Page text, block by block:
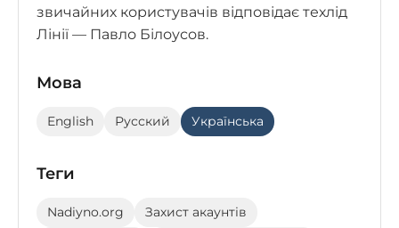
звичайних користувачів відповідає техлід
Лінії — Павло Білоусов.
Мова
English Русский Українська
Теги
Nadiyno.org
Захист акаунтів